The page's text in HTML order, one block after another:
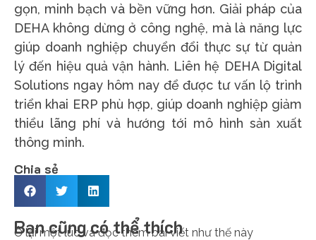
gọn, minh bạch và bền vững hơn. Giải pháp của
DEHA không dừng ở công nghệ, mà là năng lực
giúp doanh nghiệp chuyển đổi thực sự từ quản
lý đến hiệu quả vận hành. Liên hệ DEHA Digital
Solutions ngay hôm nay để được tư vấn lộ trình
triển khai ERP phù hợp, giúp doanh nghiệp giảm
thiểu lãng phí và hướng tới mô hình sản xuất
thông minh.
Chia sẻ
Bạn cũng có thể thích
Ở lại một lúc và đọc thêm bài viết như thế này